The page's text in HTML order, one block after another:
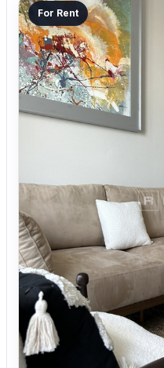
For Rent